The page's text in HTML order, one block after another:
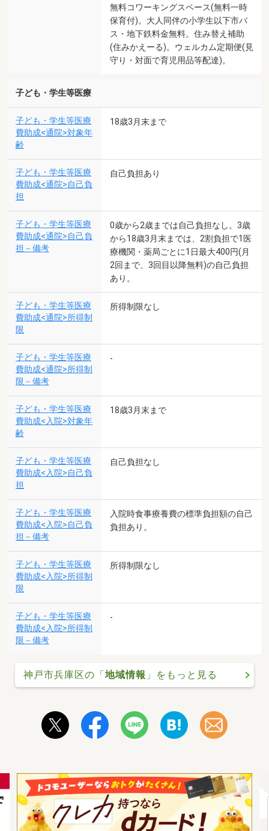
無料コワーキングスペース(無料一時
保育付)。大人同伴の小学生以下市バ
ス・地下鉄料金無料。住み替え補助
(住みかえーる)。ウェルカム定期便(見
守り・対面で育児用品等配達)。
子ども・学生等医療
子ども・学生等医療
費助成<通院>対象年
齢
18歳3月末まで
子ども・学生等医療
費助成<通院>自己負
担
自己負担あり
子ども・学生等医療
費助成<通院>自己負
担－備考
0歳から2歳までは自己負担なし。3歳
から18歳3月末までは、2割負担で1医
療機関・薬局ごとに1日最大400円(月
2回まで、3回目以降無料)の自己負担
あり。
子ども・学生等医療
費助成<通院>所得制
限
所得制限なし
子ども・学生等医療
費助成<通院>所得制
限－備考
-
子ども・学生等医療
費助成<入院>対象年
齢
18歳3月末まで
子ども・学生等医療
費助成<入院>自己負
担
自己負担なし
子ども・学生等医療
費助成<入院>自己負
担－備考
入院時食事療養費の標準負担額の自己
負担あり。
子ども・学生等医療
費助成<入院>所得制
限
所得制限なし
子ども・学生等医療
費助成<入院>所得制
限－備考
-
神戸市兵庫区の「地域情報 」をもっと見る